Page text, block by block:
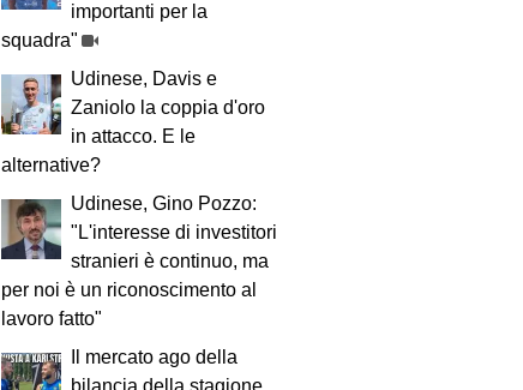
importanti per la
squadra"
Udinese, Davis e
Zaniolo la coppia d'oro
in attacco. E le
alternative?
Udinese, Gino Pozzo:
"L'interesse di investitori
stranieri è continuo, ma
per noi è un riconoscimento al
lavoro fatto"
Il mercato ago della